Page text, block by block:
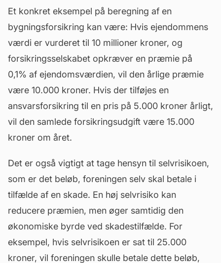
Et konkret eksempel på beregning af en
bygningsforsikring kan være: Hvis ejendommens
værdi er vurderet til 10 millioner kroner, og
forsikringsselskabet opkræver en præmie på
0,1% af ejendomsværdien, vil den årlige præmie
være 10.000 kroner. Hvis der tilføjes en
ansvarsforsikring til en pris på 5.000 kroner årligt,
vil den samlede forsikringsudgift være 15.000
kroner om året.
Det er også vigtigt at tage hensyn til selvrisikoen,
som er det beløb, foreningen selv skal betale i
tilfælde af en skade. En høj selvrisiko kan
reducere præmien, men øger samtidig den
økonomiske byrde ved skadestilfælde. For
eksempel, hvis selvrisikoen er sat til 25.000
kroner, vil foreningen skulle betale dette beløb,